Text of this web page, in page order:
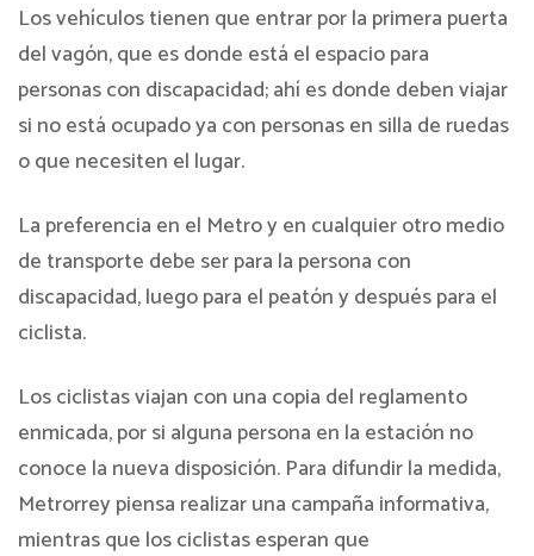
Los vehículos tienen que entrar por la primera puerta
del vagón, que es donde está el espacio para
personas con discapacidad; ahí es donde deben viajar
si no está ocupado ya con personas en silla de ruedas
o que necesiten el lugar.
La preferencia en el Metro y en cualquier otro medio
de transporte debe ser para la persona con
discapacidad, luego para el peatón y después para el
ciclista.
Los ciclistas viajan con una copia del reglamento
enmicada, por si alguna persona en la estación no
conoce la nueva disposición. Para difundir la medida,
Metrorrey piensa realizar una campaña informativa,
mientras que los ciclistas esperan que